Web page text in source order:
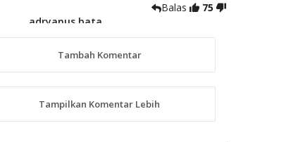
Balas
75
adryanus bata
kami tindaklanjuti
5 tahun Yang lalu
88
anggy (anakkaos@gmail.com)
Tambah Komentar
Tampilkan Komentar Lebih